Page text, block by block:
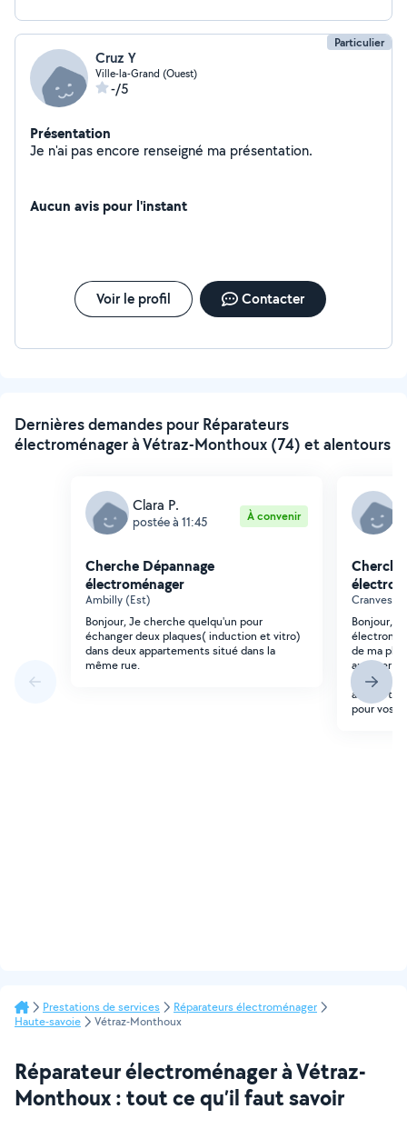
Particulier
Cruz Y
Ville-la-Grand (Ouest)
-/5
Présentation
Je n'ai pas encore renseigné ma présentation.
Aucun avis pour l'instant
Voir le profil Contacter
Dernières demandes pour Réparateurs
électroménager à Vétraz-Monthoux (74) et alentours
Clara P.
postée à 11:45 À convenir
Cherche Dépannage
électroménager
Ambilly (Est)
Bonjour, Je cherche quelqu'un pour
échanger deux plaques( induction et vitro)
dans deux appartements situé dans la
même rue.
Cranves-
Bonjour,
de ma
appuyer
marche
allumé
pour vos
Prestations de services
Réparateurs électroménager
Haute-savoie
Vétraz-Monthoux
Réparateur électroménager à Vétraz-
Monthoux : tout ce qu’il faut savoir